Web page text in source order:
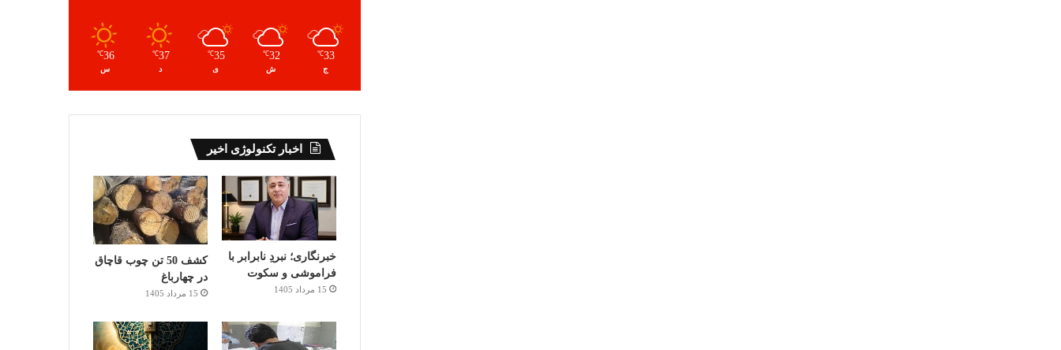
33
℃
ج
32
℃
ش
35
℃
ی
37
℃
د
36
℃
س
اخبار تکنولوژی اخیر
خبرنگاری؛ نبردِ نابرابر با
فراموشی و سکوت
15 مرداد 1405
کشف 50 تن چوب قاچاق
در چهارباغ
15 مرداد 1405